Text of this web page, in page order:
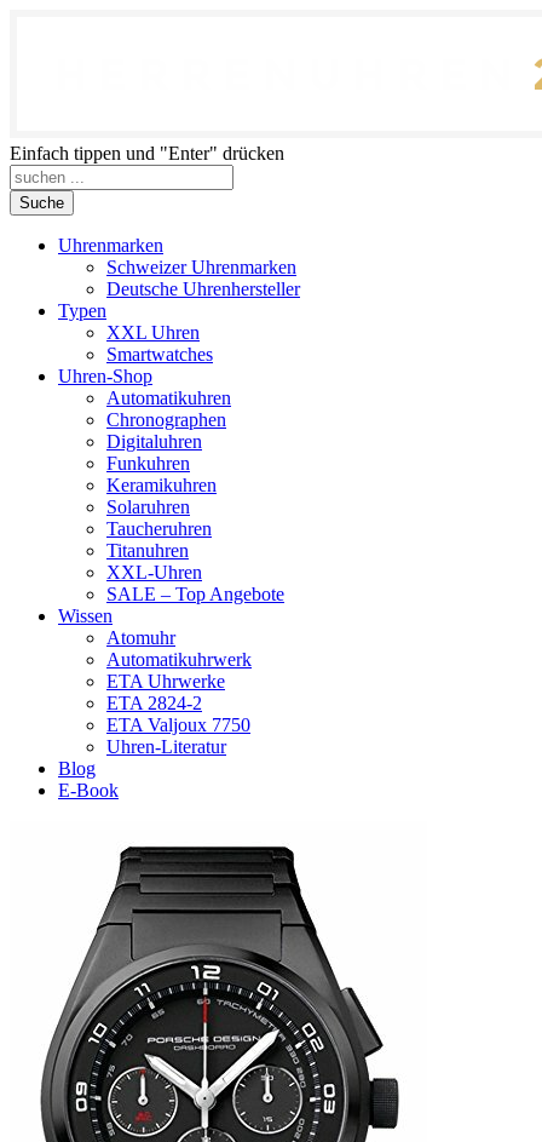
Einfach tippen und "Enter" drücken
Suche
Uhrenmarken
Schweizer Uhrenmarken
Deutsche Uhrenhersteller
Typen
XXL Uhren
Smartwatches
Uhren-Shop
Automatikuhren
Chronographen
Digitaluhren
Funkuhren
Keramikuhren
Solaruhren
Taucheruhren
Titanuhren
XXL-Uhren
SALE – Top Angebote
Wissen
Atomuhr
Automatikuhrwerk
ETA Uhrwerke
ETA 2824-2
ETA Valjoux 7750
Uhren-Literatur
Blog
E-Book